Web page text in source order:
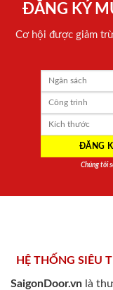
ĐĂNG KÝ
Cơ hội được giảm
Chúng tôi
HỆ THỐNG SIÊU
SaigonDoor.vn là